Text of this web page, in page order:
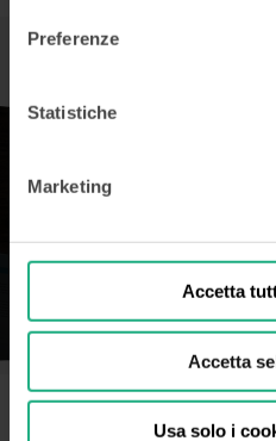
calce all’Home Page.
Preferenze
Statistiche
Marketing
Accetta
Accetta
Usa solo i